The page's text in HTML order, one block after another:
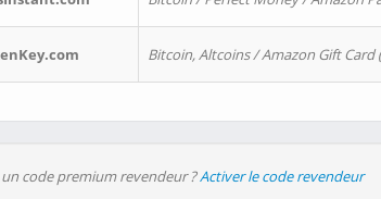
Bitcoin, Altcoins / Amazon Gift Card
un code premium revendeur ?Activer le code revendeur